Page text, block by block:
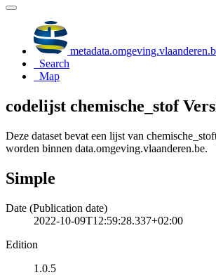
Search
Map
codelijst chemische_stof
Deze dataset bevat een lijst van
worden binnen data.omgeving.vlaanderen.be.
Simple
Date (Publication date)
2022-10-09T12:59:28.337+02:00
Edition
1.0.5